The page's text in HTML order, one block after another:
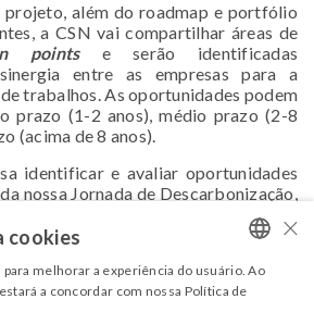
além do roadmap e portfólio
a CSN vai compartilhar áreas de
pointse serão identificadas
entre as empresas para a
trabalhos. As oportunidades podem
prazo (1-2 anos), médio prazo (2-8
(acima de 8 anos).
identificar e avaliar oportunidades
nossa Jornada de Descarbonização,
nas iniciativas vencedoras e com
PORTUGUESE
×
cookies
melhorar a experiência do usuário. Ao
a concordar com nossa Política de